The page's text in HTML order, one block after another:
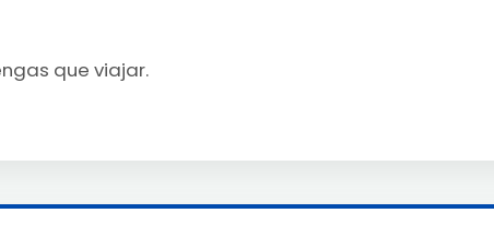
que viajar.